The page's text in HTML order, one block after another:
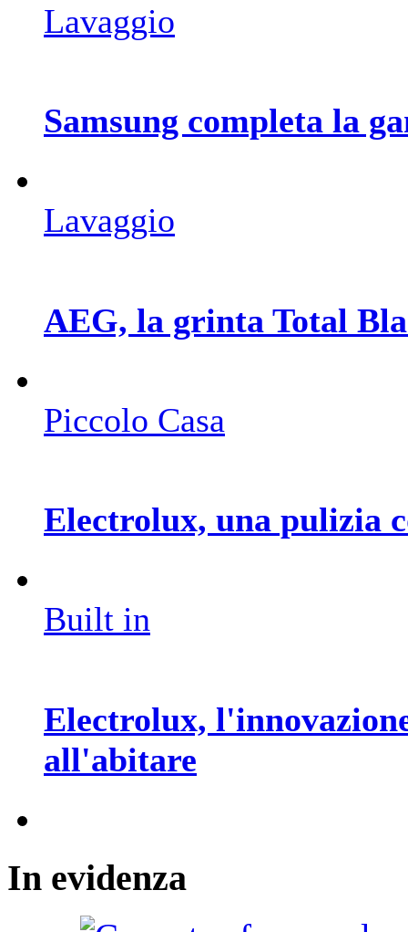
Lavaggio
Samsung completa la
Lavaggio
AEG, la grinta Total
Piccolo Casa
Electrolux, una pulizia
Built in
Electrolux,
all'abitare
In evidenza